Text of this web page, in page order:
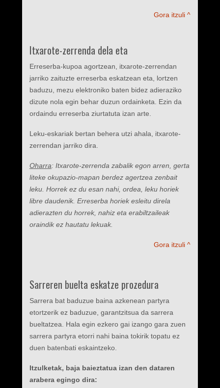
Gora itzuli ^
Itxarote-zerrenda dela eta
Erreserba-kupoa agortzean, itxarote-zerrendan
jarriko zaituzte erreserba eskatzean eta, lortzen
baduzu, mezu elektroniko baten bidez adieraziko
dizute nola egin behar duzun ordainketa. Ezin da
ordaindu erreserba ziurtatuta izan arte.
Leku-eskariak bertan behera utzi ahala, itxarote-
zerrendan jarriko dira.
Oharra: Itxarote-zerrenda zabalik egon arren, gerta
liteke okupazio-mapan berdez agertzea zenbait
leku. Horrek ez du esan nahi, ordea, leku horiek
libre daudenik. Erreserba horiek esleitu direla
adierazten du horrek, nahiz eta erabiltzaileak
oraindik ez hautatu lekuak.
Gora itzuli ^
Sarreren buelta eskatze prozedura
Sarrera bat baduzue baina azkenean partyra
etortzerik ez baduzue, garantzitsua da sarrera
bueltatzea. Hala egin ezkero gai izango gara zuen
sarrera partyra etorri nahi baina tokirik topatu ez
duen batenbati eskaintzeko.
Itzulketak, baja baieztatua izan den dataren
arabera egingo dira: